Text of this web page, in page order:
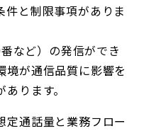
と制限事項がありま
など）の発信ができ
境が通信品質に影響を
ります。
定通話量と業務フロー